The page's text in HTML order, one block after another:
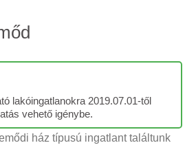
lakóingatlanokra 2019.07.01-től
vehető igénybe.
ház típusú ingatlant találtunk